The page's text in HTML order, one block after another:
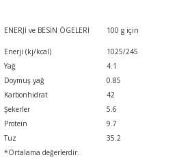
ENERJİ ve BESİN ÖGELERİ 100 g için
Enerji (kj/kcal)
1025/245
Yağ
4.1
Doymuş yağ
0.85
Karbonhidrat
42
Şekerler
5.6
Protein
9.7
Tuz
35.2
*Ortalama değerlerdir.